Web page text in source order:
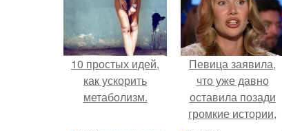
10 простых идей,
как ускорить
метаболизм.
Певица заявила,
что уже давно
оставила позади
громкие истории,